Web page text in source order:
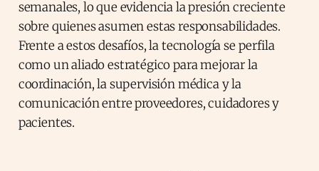
semanales, lo que evidencia la presión creciente
sobre quienes asumen estas responsabilidades.
Frente a estos desafíos, la tecnología se perfila
como un aliado estratégico para mejorar la
coordinación, la supervisión médica y la
comunicación entre proveedores, cuidadores y
pacientes.